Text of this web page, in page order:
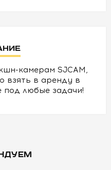
камерам SJCAM,
взять в аренду в
под любые задачи!